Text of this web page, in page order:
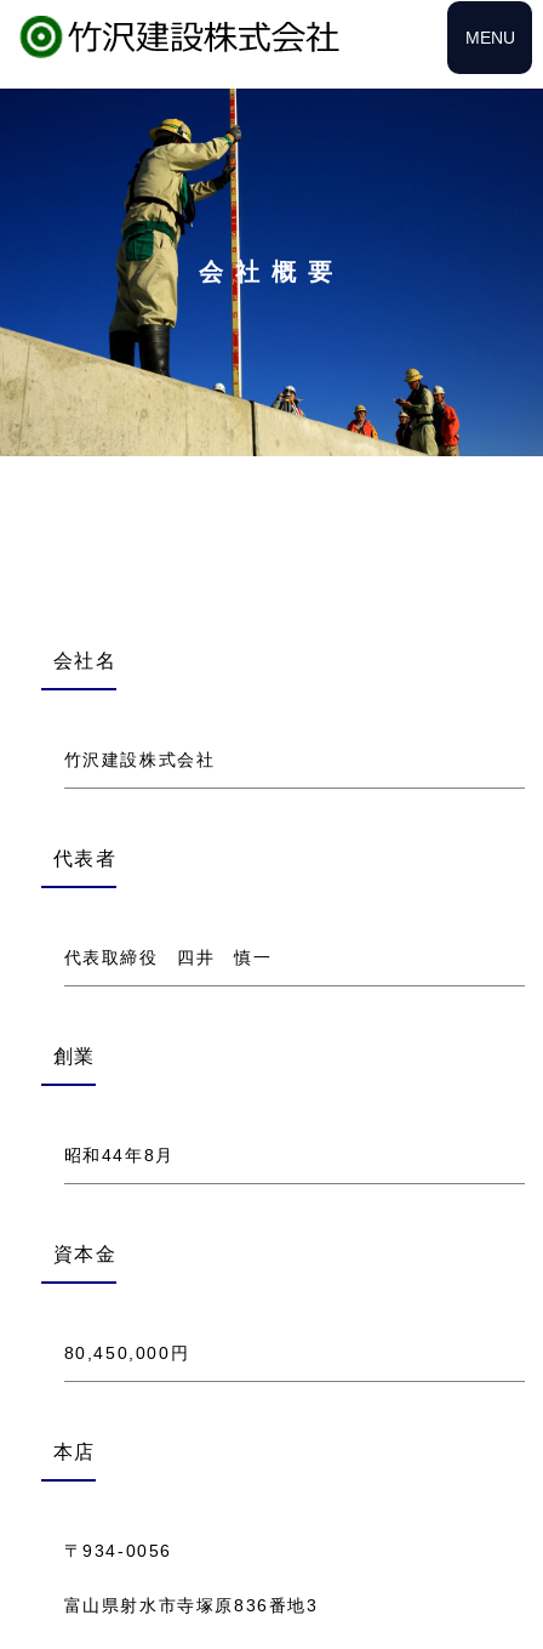
MENU
会社概要
会社名
竹沢建設株式会社
代表者
代表取締役 四井 慎一
創業
昭和44年8月
資本金
80,450,000円
本店
〒934-0056
富山県射水市寺塚原836番地3